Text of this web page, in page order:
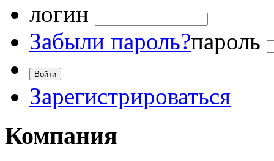
логин
Забыли пароль?пароль
Зарегистрироваться
Компания